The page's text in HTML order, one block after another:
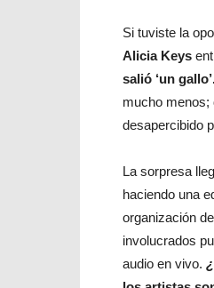
Si tuviste la
Alicia Keys
salió ‘un
mucho menos;
desapercibido
La sorpresa
haciendo una
organización
involucrados
audio en vivo.